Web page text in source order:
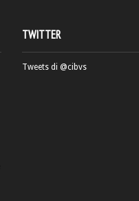
TWITTER
Tweets di @cibvs